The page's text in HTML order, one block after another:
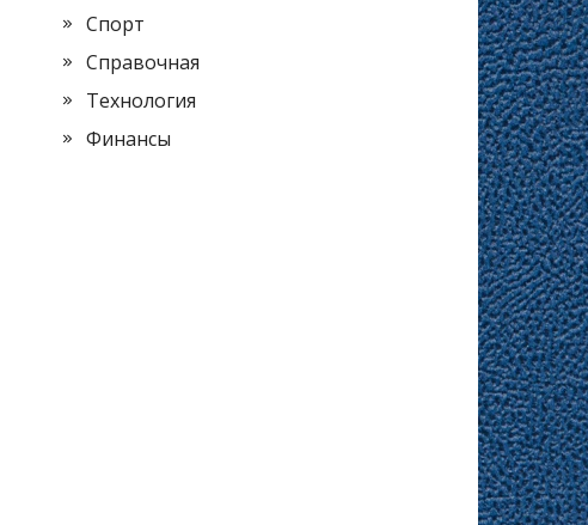
Спорт
Справочная
Технология
Финансы